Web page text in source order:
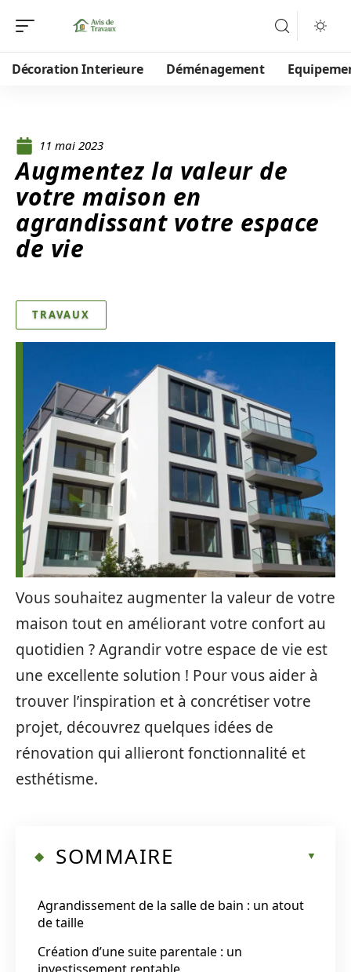
Décoration Interieure Déménagement
11 mai 2023
Augmentez la valeur de
votre maison en
agrandissant votre espace
de vie
TRAVAUX
Vous souhaitez augmenter la valeur de votre
maison tout en améliorant votre confort au
quotidien ? Agrandir votre espace de vie est
une excellente solution ! Pour vous aider à
trouver l’inspiration et à concrétiser votre
projet, découvrez quelques idées de
rénovation qui allieront fonctionnalité et
esthétisme.
SOMMAIRE
Agrandissement de la salle de bain : un atout
de taille
Création d’une suite parentale : un
investissement rentable